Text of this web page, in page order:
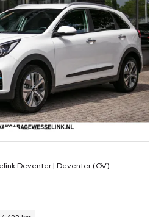
Deventer| Deventer (OV)